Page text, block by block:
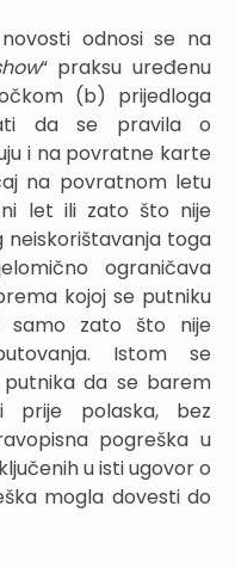
odnosi se na
“ praksu uređenu
(b) prijedloga
da se pravila o
i na povratne karte
na povratnom letu
let ili zato što nije
toga
ograničava
kojoj se putniku
samo zato što nije
Istom se
da se barem
prije polaska, bez
pogreška u
u isti ugovor o
mogla dovesti do